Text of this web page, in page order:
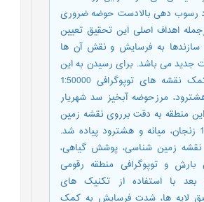
رسوب دهی بالادست حوضه ضروری
اهداف اصلی این تحقیق تعیین
به فرسایش و نقش آن ها
جدید می باشد. برای رسیدن به این
هدف، ابتدا با کمک نقشه های توپوگرافی 1:50000
مرزحوضه آبخیز سد شهریار
منطقه به دقت برروی نقشه زمین
شناسی 1:250000 زنجان، میانه و هشترود پیاده شد.
نقشه زمین شناسی، پوشش گیاهی،
و توپوگرافی منطقه رقومی
بعد با استفاده از تکنیک های
لایه ها، شدت فرسایش به کمک